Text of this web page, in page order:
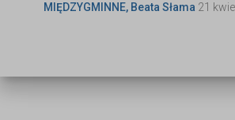
MIĘDZYGMINNE, Beata Słama 21